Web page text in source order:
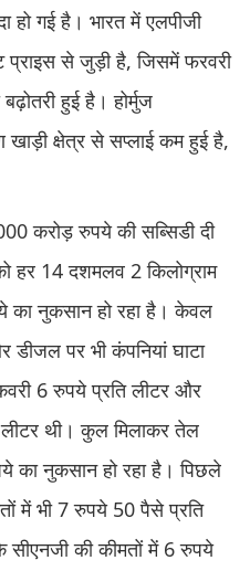
गई है। भारत में एलपीजी
से जुड़ी है, जिसमें फरवरी
हुई है। होर्मुज
क्षेत्र से सप्लाई कम हुई है,
करोड़ रुपये की सब्सिडी दी
हर 14 दशमलव 2 किलोग्राम
का नुकसान हो रहा है। केवल
डीजल पर भी कंपनियां घाटा
6 रुपये प्रति लीटर और
थी। कुल मिलाकर तेल
का नुकसान हो रहा है। पिछले
में भी 7 रुपये 50 पैसे प्रति
सीएनजी की कीमतों में 6 रुपये